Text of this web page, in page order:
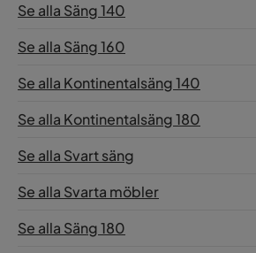
Se alla Säng 140
Se alla Säng 160
Se alla Kontinentalsäng 140
Se alla Kontinentalsäng 180
Se alla Svart säng
Se alla Svarta möbler
Se alla Säng 180